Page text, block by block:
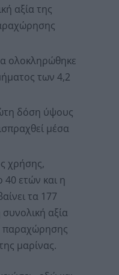
αξία της
ολοκληρώθηκε
των 4,2
δόση ύψους
μέσα
χρήσης,
40 ετών και η
τα 177
συνολική αξία
παραχώρησης
μαρίνας.